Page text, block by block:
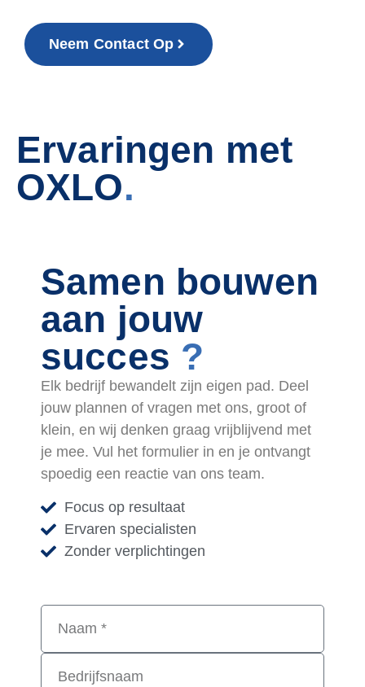
Neem Contact Op
Ervaringen met
OXLO.
Samen bouwen
aan jouw
succes ?
Elk bedrijf bewandelt zijn eigen pad. Deel
jouw plannen of vragen met ons, groot of
klein, en wij denken graag vrijblijvend met
je mee. Vul het formulier in en je ontvangt
spoedig een reactie van ons team.
Focus op resultaat
Ervaren specialisten
Zonder verplichtingen